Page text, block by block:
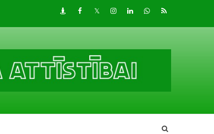
DraugiemFacebook
TwitterInstagram
LinkedInwhatsapp
RSS